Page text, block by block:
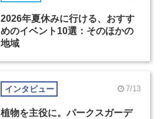
2026年夏休みに行ける、おすす
めのイベント10選：そのほかの
地域
インタビュー 7/13
植物を主役に。パークスガーデ